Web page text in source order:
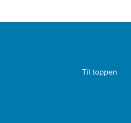
Til toppen